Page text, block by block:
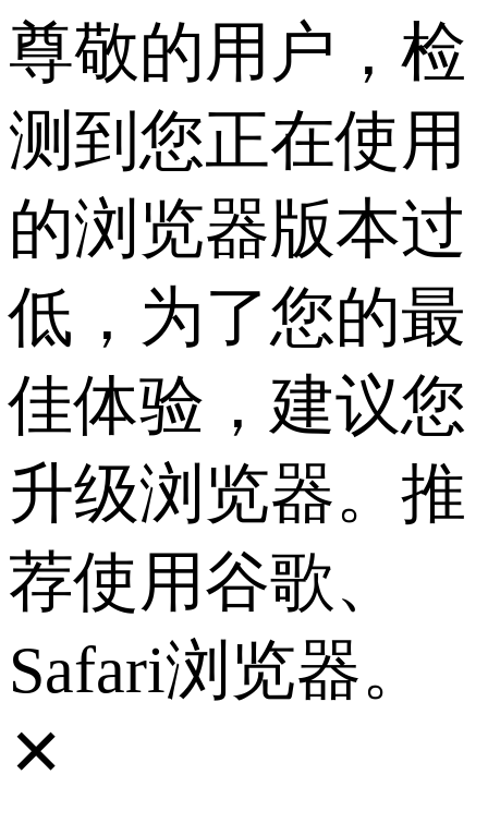
尊敬的用户，检
测到您正在使用
的浏览器版本过
低，为了您的最
佳体验，建议您
升级浏览器。推
荐使用谷歌、
Safari浏览器。
✕